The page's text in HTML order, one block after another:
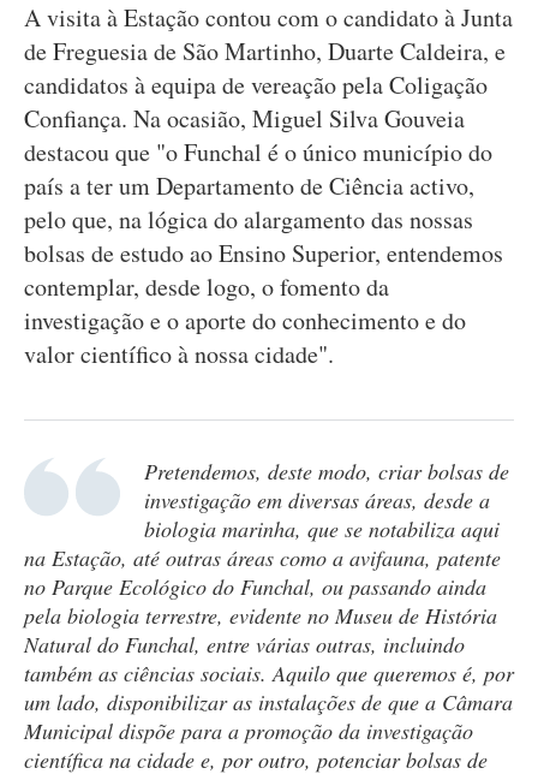
A visita à Estação contou com o candidato à Junta
de Freguesia de São Martinho, Duarte Caldeira, e
candidatos à equipa de vereação pela Coligação
Confiança. Na ocasião, Miguel Silva Gouveia
destacou que "o Funchal é o único município do
país a ter um Departamento de Ciência activo,
pelo que, na lógica do alargamento das nossas
bolsas de estudo ao Ensino Superior, entendemos
contemplar, desde logo, o fomento da
investigação e o aporte do conhecimento e do
valor científico à nossa cidade".
Pretendemos, deste modo, criar bolsas de
investigação em diversas áreas, desde a
biologia marinha, que se notabiliza aqui
na Estação, até outras áreas como a avifauna, patente
no Parque Ecológico do Funchal, ou passando ainda
pela biologia terrestre, evidente no Museu de História
Natural do Funchal, entre várias outras, incluindo
também as ciências sociais. Aquilo que queremos é, por
um lado, disponibilizar as instalações de que a Câmara
Municipal dispõe para a promoção da investigação
científica na cidade e, por outro, potenciar bolsas de